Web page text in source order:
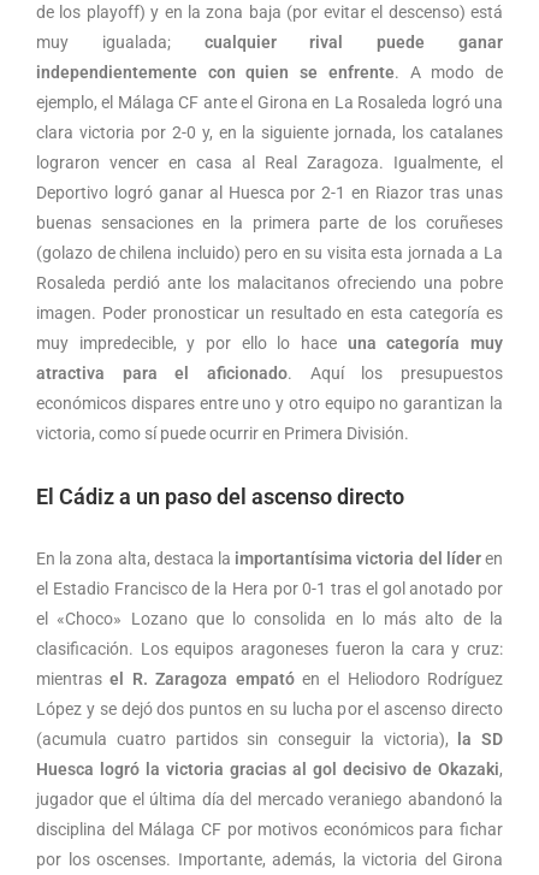
de los playoff) y en la zona baja (por evitar el descenso) está
muy igualada; cualquier rival puede ganar
independientemente con quien se enfrente. A modo de
ejemplo, el Málaga CF ante el Girona en La Rosaleda logró una
clara victoria por 2-0 y, en la siguiente jornada, los catalanes
lograron vencer en casa al Real Zaragoza. Igualmente, el
Deportivo logró ganar al Huesca por 2-1 en Riazor tras unas
buenas sensaciones en la primera parte de los coruñeses
(golazo de chilena incluido) pero en su visita esta jornada a La
Rosaleda perdió ante los malacitanos ofreciendo una pobre
imagen. Poder pronosticar un resultado en esta categoría es
muy impredecible, y por ello lo hace una categoría muy
atractiva para el aficionado. Aquí los presupuestos
económicos dispares entre uno y otro equipo no garantizan la
victoria, como sí puede ocurrir en Primera División.
El Cádiz a un paso del ascenso directo
En la zona alta, destaca la importantísima victoria del líderen
el Estadio Francisco de la Hera por 0-1 tras el gol anotado por
el «Choco» Lozano que lo consolida en lo más alto de la
clasificación. Los equipos aragoneses fueron la cara y cruz:
mientrasel R. Zaragoza empatóen el Heliodoro Rodríguez
López y se dejó dos puntos en su lucha por el ascenso directo
(acumula cuatro partidos sin conseguir la victoria),
la SD
Huesca logró la victoria gracias al gol decisivo de Okazaki,
jugador que el última día del mercado veraniego abandonó la
disciplina del Málaga CF por motivos económicos para fichar
por los oscenses. Importante, además, la victoria del Girona